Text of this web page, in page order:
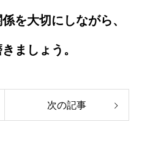
を大切にしながら、
ましょう。
次の記事